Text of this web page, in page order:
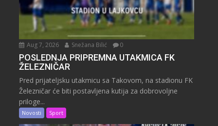
Aug 7, 2026 Snežana Bilić 0
POSLEDNJA PRIPREMNA UTAKMICA FK
ŽELEZNIČAR
Pred prijateljsku utakmicu sa Takovom, na stadionu FK
Železničar će biti postavljena kutija za dobrovoljne
priloge...
Novosti Sport